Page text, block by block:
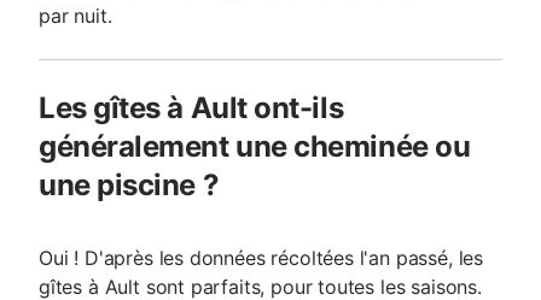
par nuit.
Les gîtes à Ault ont-ils
généralement une cheminée ou
une piscine ?
Oui ! D'après les données récoltées l'an passé, les
gîtes à Ault sont parfaits, pour toutes les saisons.